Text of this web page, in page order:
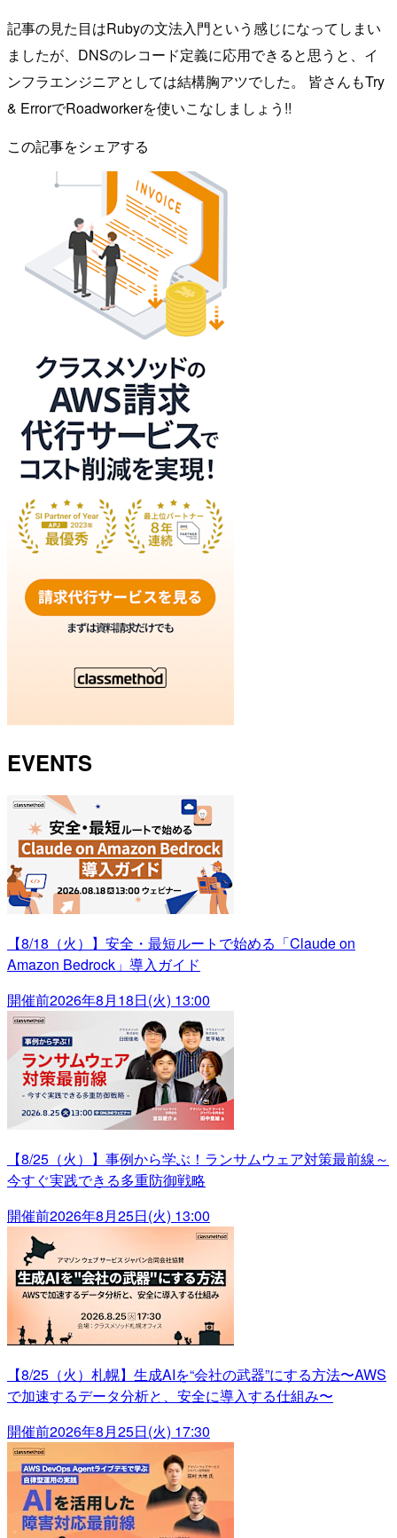
記事の見た目はRubyの文法入門という感じになってしまい
ましたが、DNSのレコード定義に応用できると思うと、イ
ンフラエンジニアとしては結構胸アツでした。 皆さんもTry
& ErrorでRoadworkerを使いこなしましょう!!
この記事をシェアする
EVENTS
【8/18（火）】安全・最短ルートで始める「Claude on
Amazon Bedrock」導入ガイド
開催前2026年8月18日(火) 13:00
【8/25（火）】事例から学ぶ！ランサムウェア対策最前線～
今すぐ実践できる多重防御戦略
開催前2026年8月25日(火) 13:00
【8/25（火）札幌】生成AIを“会社の武器”にする方法〜AWS
で加速するデータ分析と、安全に導入する仕組み〜
開催前2026年8月25日(火) 17:30